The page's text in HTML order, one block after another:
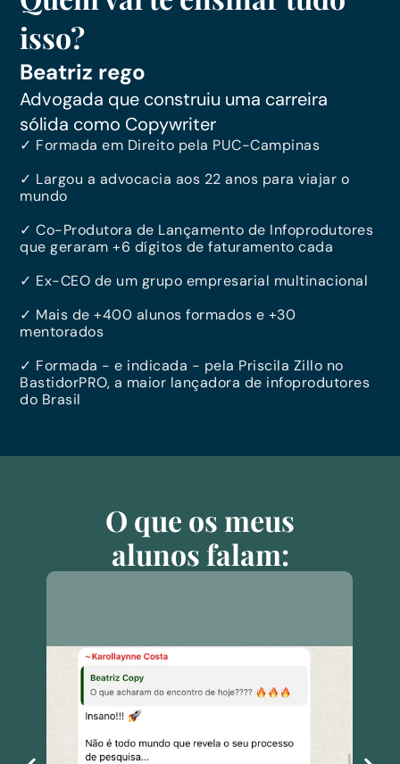
isso?
Beatriz rego
Advogada que construiu uma carreira
sólida como Copywriter
✓ Formada em Direito pela PUC-Campinas
✓ Largou a advocacia aos 22 anos para viajar o
mundo
✓ Co-Produtora de Lançamento de Infoprodutores
que geraram +6 dígitos de faturamento cada
✓ Ex-CEO de um grupo empresarial multinacional
✓ Mais de +400 alunos formados e +30
mentorados
✓ Formada - e indicada - pela Priscila Zillo no
BastidorPRO, a maior lançadora de infoprodutores
do Brasil
O que os meus
alunos falam: